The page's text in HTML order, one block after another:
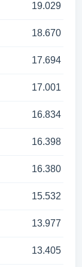
19.029
18.670
17.694
17.001
16.834
16.398
16.380
15.532
13.977
13.405